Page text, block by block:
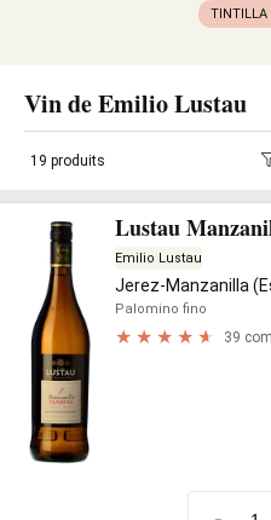
TINTILLA
Vin de Emilio Lustau
19 produits
Lustau
Emilio Lustau
Jerez-Manzanilla
Palomino fino
39